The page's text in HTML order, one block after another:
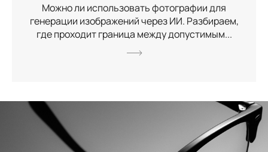
Можно ли использовать фотографии для
генерации изображений через ИИ. Разбираем,
где проходит граница между допустимым...